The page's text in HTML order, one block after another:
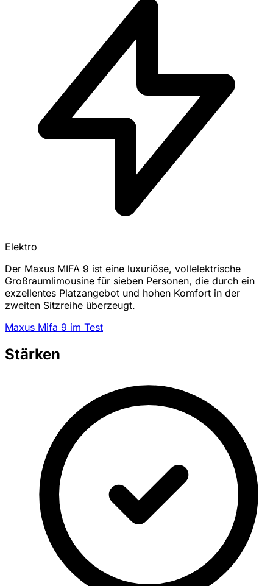
Elektro
Der Maxus MIFA 9 ist eine luxuriöse, vollelektrische
Großraumlimousine für sieben Personen, die durch ein
exzellentes Platzangebot und hohen Komfort in der
zweiten Sitzreihe überzeugt.
Maxus Mifa 9 im Test
Stärken